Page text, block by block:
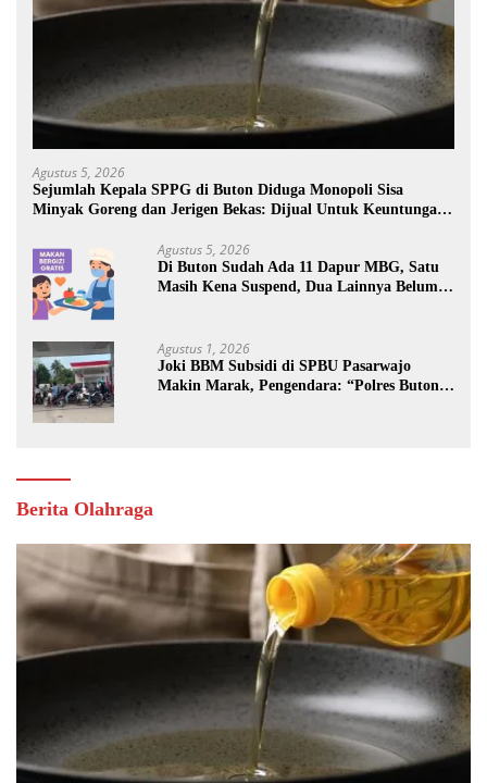
Agustus 5, 2026
Sejumlah Kepala SPPG di Buton Diduga Monopoli Sisa
Minyak Goreng dan Jerigen Bekas: Dijual Untuk Keuntungan
Agustus 5, 2026
Di Buton Sudah Ada 11 Dapur MBG, Satu
Masih Kena Suspend, Dua Lainnya Belum
Agustus 1, 2026
Joki BBM Subsidi di SPBU Pasarwajo
Makin Marak, Pengendara: “Polres Buton
Berita Olahraga